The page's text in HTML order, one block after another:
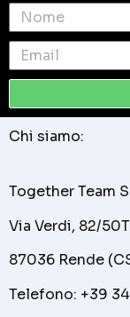
Chi siamo:
Together Team
Via Verdi, 82/50T
87036 Rende
Telefono: +39